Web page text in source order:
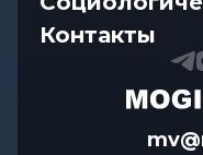
Контакты